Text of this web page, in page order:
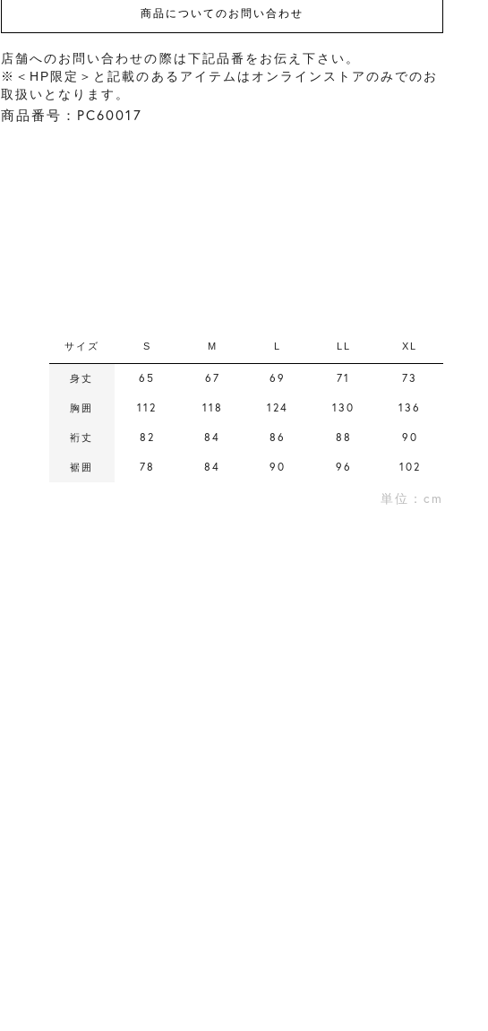
商品についてのお問い合わせ
店舗へのお問い合わせの際は下記品番をお伝え下さい。
※＜HP限定＞と記載のあるアイテムはオンラインストアのみでのお
取扱いとなります。
商品番号：PC60017
サイズ S M XL
身丈 65 67 69 71 73
胸囲 112 118 124 130 136
裄丈 82 84 86 88 90
裾囲 78 84 90 96 102
単位：cm